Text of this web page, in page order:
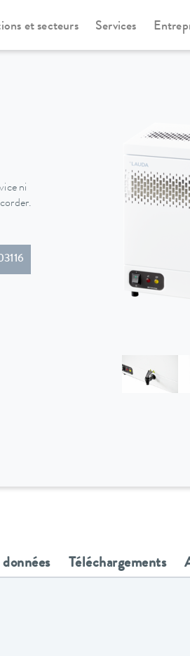
et secteurs Services
ni
Téléchargements